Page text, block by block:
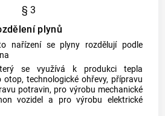
§ 3
plynů
nařízení se plyny rozdělují podle
se využívá k produkci tepla
otop, technologické ohřevy, přípravu
potravin, pro výrobu mechanické
vozidel a pro výrobu elektrické